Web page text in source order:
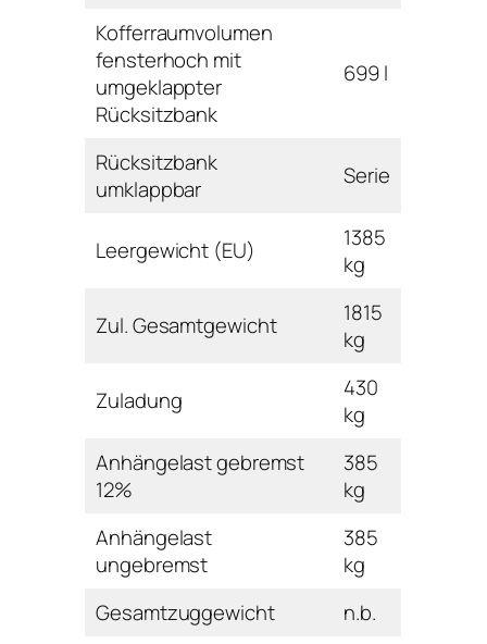
Kofferraumvolumen
fensterhoch mit
umgeklappter
Rücksitzbank
699 l
Rücksitzbank
umklappbar
Serie
Leergewicht (EU)
1385
kg
Zul. Gesamtgewicht
1815
kg
Zuladung
430
kg
Anhängelast gebremst
12%
385
kg
Anhängelast
ungebremst
385
kg
Gesamtzuggewicht
n.b.